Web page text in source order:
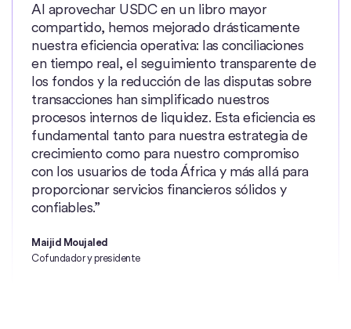
Al aprovechar USDC en un libro mayor
compartido, hemos mejorado drásticamente
nuestra eficiencia operativa: las conciliaciones
en tiempo real, el seguimiento transparente de
los fondos y la reducción de las disputas sobre
transacciones han simplificado nuestros
procesos internos de liquidez. Esta eficiencia es
fundamental tanto para nuestra estrategia de
crecimiento como para nuestro compromiso
con los usuarios de toda África y más allá para
proporcionar servicios financieros sólidos y
confiables.”
Maijid Moujaled
Cofundador y presidente